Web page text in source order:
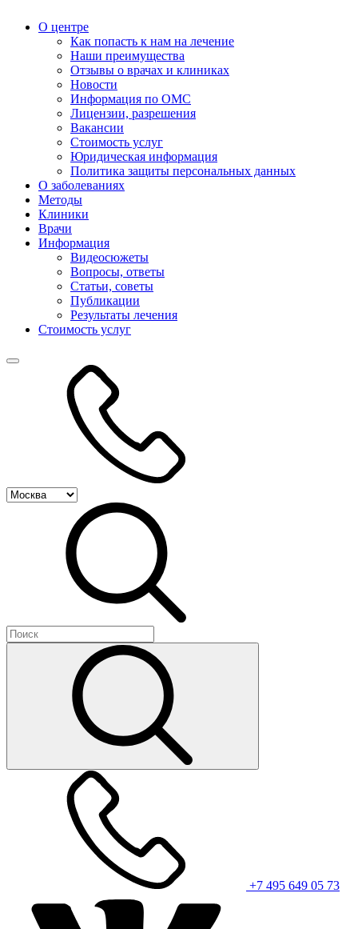
О центре
Как попасть к нам на лечение
Наши преимущества
Отзывы о врачах и клиниках
Новости
Информация по ОМС
Лицензии, разрешения
Вакансии
Стоимость услуг
Юридическая информация
Политика защиты персональных данных
О заболеваниях
Методы
Клиники
Врачи
Информация
Видеосюжеты
Вопросы, ответы
Статьи, советы
Публикации
Результаты лечения
Стоимость услуг
+7 495 649 05 73